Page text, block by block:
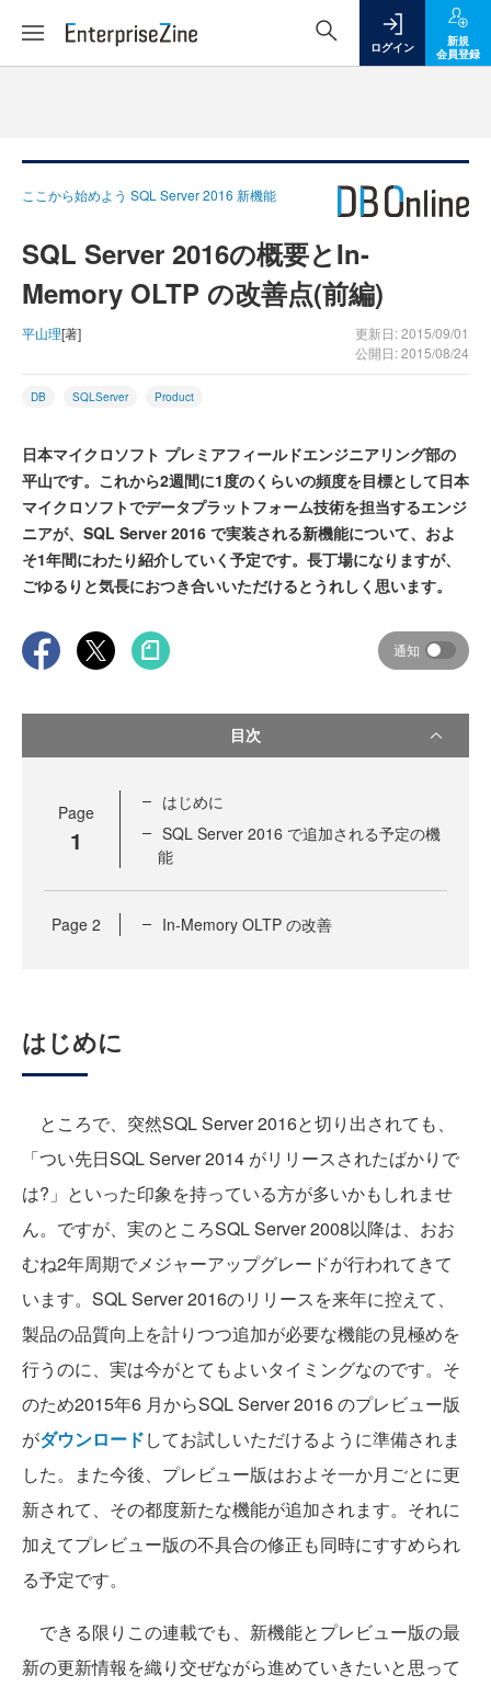
ログイン
新規
会員登録
ここから始めよう SQL Server 2016 新機能
SQL Server 2016の概要とIn-
Memory OLTP の改善点(前編)
平山理[著]
更新日: 2015/09/01
公開日: 2015/08/24
DB SQLServer Product
日本マイクロソフト プレミアフィールドエンジニアリング部の
平山です。これから2週間に1度のくらいの頻度を目標として日本
マイクロソフトでデータプラットフォーム技術を担当するエンジ
ニアが、SQL Server 2016 で実装される新機能について、およ
そ1年間にわたり紹介していく予定です。長丁場になりますが、
ごゆるりと気長におつき合いいただけるとうれしく思います。
通知
目次
Page
1
はじめに
SQL Server 2016 で追加される予定の機
能
Page 2 In-Memory OLTP の改善
はじめに
ところで、突然SQL Server 2016と切り出されても、
「つい先日SQL Server 2014 がリリースされたばかりで
は?」といった印象を持っている方が多いかもしれませ
ん。ですが、実のところSQL Server 2008以降は、おお
むね2年周期でメジャーアップグレードが行われてきて
います。SQL Server 2016のリリースを来年に控えて、
製品の品質向上を計りつつ追加が必要な機能の見極めを
行うのに、実は今がとてもよいタイミングなのです。そ
のため2015年6 月からSQL Server 2016 のプレビュー版
がダウンロードしてお試しいただけるように準備されま
した。また今後、プレビュー版はおよそ一か月ごとに更
新されて、その都度新たな機能が追加されます。それに
加えてプレビュー版の不具合の修正も同時にすすめられ
る予定です。
できる限りこの連載でも、新機能とプレビュー版の最
新の更新情報を織り交ぜながら進めていきたいと思って